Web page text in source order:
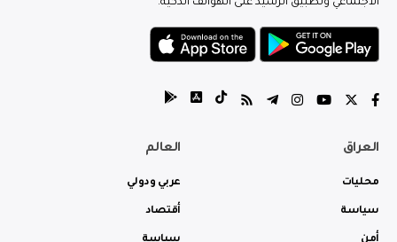
العراق
محليات
سياسة
أمن
العالم
عربي ودولي
أقتصاد
سياسة